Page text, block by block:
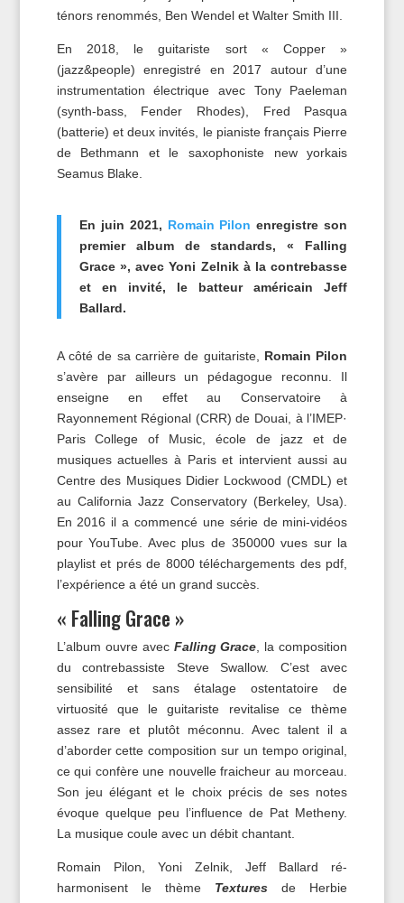
ténors renommés, Ben Wendel et Walter Smith III.
En 2018, le guitariste sort « Copper »
(jazz&people) enregistré en 2017 autour d’une
instrumentation électrique avec Tony Paeleman
(synth-bass, Fender Rhodes), Fred Pasqua
(batterie) et deux invités, le pianiste français Pierre
de Bethmann et le saxophoniste new yorkais
Seamus Blake.
En juin 2021, Romain Pilon enregistre son
premier album de standards, « Falling
Grace », avec Yoni Zelnik à la contrebasse
et en invité, le batteur américain Jeff
Ballard.
A côté de sa carrière de guitariste, Romain Pilon
s’avère par ailleurs un pédagogue reconnu. Il
enseigne en effet au Conservatoire à
Rayonnement Régional (CRR) de Douai, à l’IMEP·
Paris College of Music, école de jazz et de
musiques actuelles à Paris et intervient aussi au
Centre des Musiques Didier Lockwood (CMDL) et
au California Jazz Conservatory (Berkeley, Usa).
En 2016 il a commencé une série de mini-vidéos
pour YouTube. Avec plus de 350000 vues sur la
playlist et prés de 8000 téléchargements des pdf,
l’expérience a été un grand succès.
« Falling Grace »
L’album ouvre avec Falling Grace , la composition
du contrebassiste Steve Swallow. C’est avec
sensibilité et sans étalage ostentatoire de
virtuosité que le guitariste revitalise ce thème
assez rare et plutôt méconnu. Avec talent il a
d’aborder cette composition sur un tempo original,
ce qui confère une nouvelle fraicheur au morceau.
Son jeu élégant et le choix précis de ses notes
évoque quelque peu l’influence de Pat Metheny.
La musique coule avec un débit chantant.
Romain Pilon, Yoni Zelnik, Jeff Ballard ré-
harmonisent le thème Textures de Herbie